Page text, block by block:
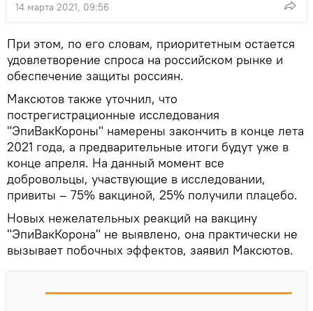
14 марта 2021, 09:56
При этом, по его словам, приоритетным остается
удовлетворение спроса на российском рынке и
обеспечение защиты россиян.
Максютов также уточнил, что
пострегистрационные исследования
"ЭпиВакКороны" намерены закончить в конце лета
2021 года, а предварительные итоги будут уже в
конце апреля. На данный момент все
добровольцы, участвующие в исследовании,
привиты – 75% вакциной, 25% получили плацебо.
Новых нежелательных реакций на вакцину
"ЭпиВакКорона" не выявлено, она практически не
вызывает побочных эффектов, заявил Максютов.